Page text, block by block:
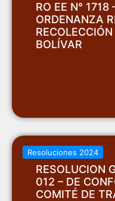
RO EE N°
ORDENANZA
BOLÍVAR
Resoluciones 2024
RESOLUCION
012 – DE
COMITÉ DE